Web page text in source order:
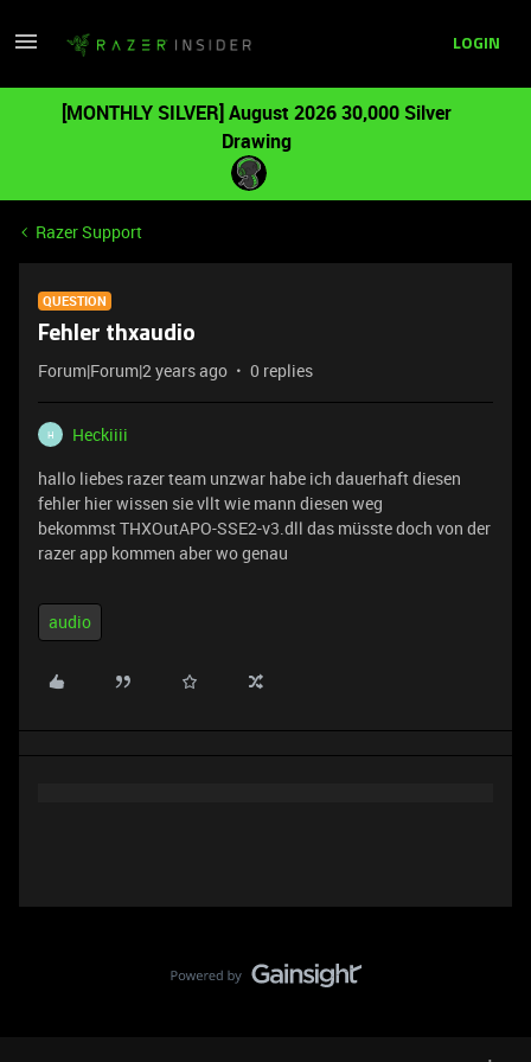
LOGIN
[MONTHLY SILVER] August 2026 30,000 Silver
Drawing
Razer Support
QUESTION
Fehler thxaudio
Forum|Forum|2 years ago 0 replies
H
Heckiiii
hallo liebes razer team unzwar habe ich dauerhaft diesen
fehler hier wissen sie vllt wie mann diesen weg
bekommst THXOutAPO-SSE2-v3.dll das müsste doch von der
razer app kommen aber wo genau
audio